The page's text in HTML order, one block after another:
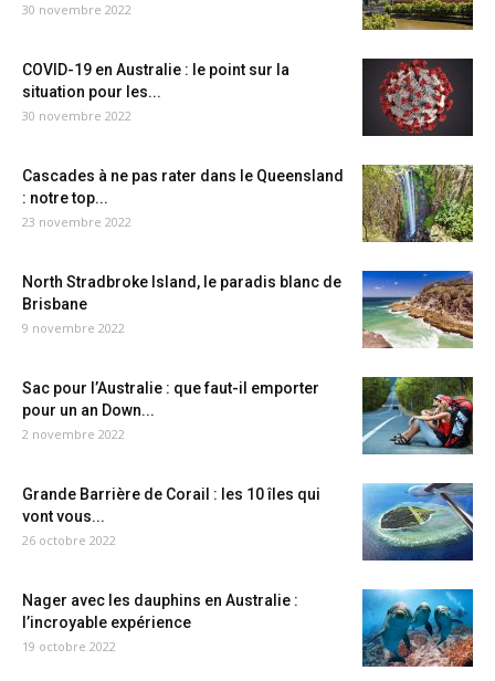
30 novembre 2022
COVID-19 en Australie : le point sur la
situation pour les...
30 novembre 2022
Cascades à ne pas rater dans le Queensland
: notre top...
23 novembre 2022
North Stradbroke Island, le paradis blanc de
Brisbane
9 novembre 2022
Sac pour l’Australie : que faut-il emporter
pour un an Down...
2 novembre 2022
Grande Barrière de Corail : les 10 îles qui
vont vous...
26 octobre 2022
Nager avec les dauphins en Australie :
l’incroyable expérience
19 octobre 2022